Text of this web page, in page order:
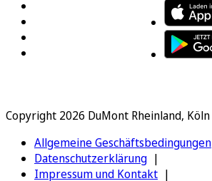
Copyright 2026 DuMont Rheinland, Köln
Allgemeine Geschäftsbedingungen
Datenschutzerklärung
Impressum und Kontakt